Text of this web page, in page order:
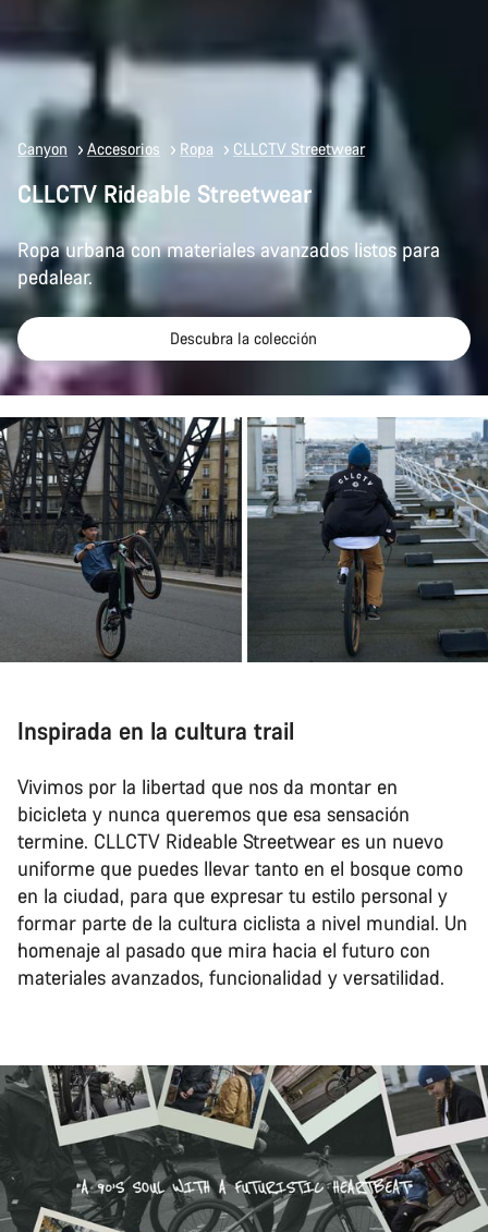
Canyon Accesorios Ropa CLLCTV Streetwear
CLLCTV Rideable Streetwear
Ropa urbana con materiales avanzados listos para
pedalear.
Descubra la colección
Inspirada en la cultura trail
Vivimos por la libertad que nos da montar en
bicicleta y nunca queremos que esa sensación
termine. CLLCTV Rideable Streetwear es un nuevo
uniforme que puedes llevar tanto en el bosque como
en la ciudad, para que expresar tu estilo personal y
formar parte de la cultura ciclista a nivel mundial. Un
homenaje al pasado que mira hacia el futuro con
materiales avanzados, funcionalidad y versatilidad.